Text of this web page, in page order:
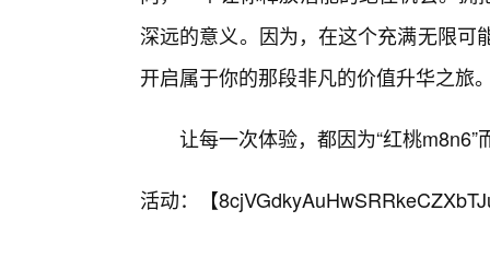
深远的意义。因为，在这个充满无限可
开启属于你的那段非凡的价值升华之旅
让每一次体验，都因为“红桃
活动：【